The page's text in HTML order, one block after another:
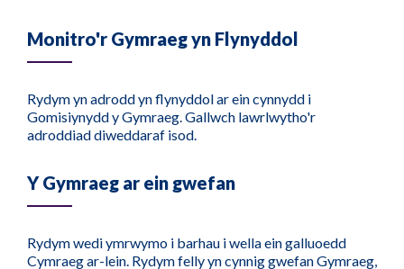
Monitro'r Gymraeg yn Flynyddol
Rydym yn adrodd yn flynyddol ar ein cynnydd i
Gomisiynydd y Gymraeg. Gallwch lawrlwytho'r
adroddiad diweddaraf isod.
Y Gymraeg ar ein gwefan
Rydym wedi ymrwymo i barhau i wella ein galluoedd
Cymraeg ar-lein. Rydym felly yn cynnig gwefan Gymraeg,